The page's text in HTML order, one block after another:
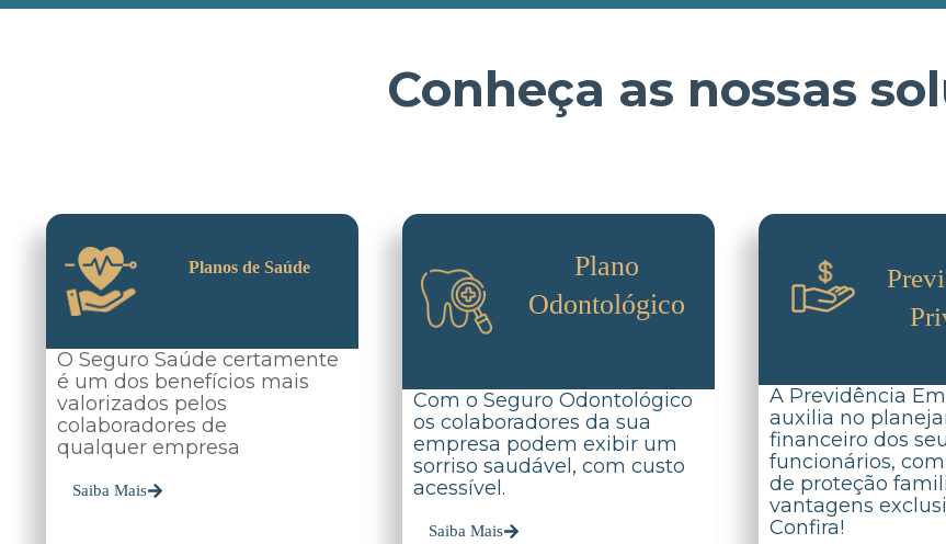
Conheça as nossas
Planos de Saúde
O Seguro Saúde certamente
é um dos benefícios mais
valorizados pelos
colaboradores de
qualquer empresa
Saiba Mais
Plano
Odontológico
Com o Seguro Odontológico
os colaboradores da sua
empresa podem exibir um
sorriso saudável, com custo
acessível.
Saiba Mais
A Previdência
auxilia no
financeiro dos
funcionários,
de proteção
vantagens
Confira!